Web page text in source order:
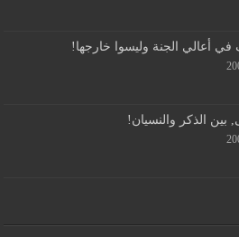
في أعالي الجنة وليسوا خارجها!
بين الذكر والنسيان!